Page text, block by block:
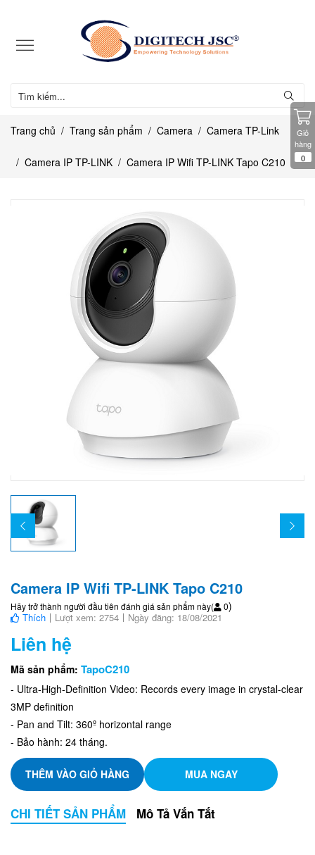
Giỏ
hàng
0
Trang chủ Trang sản phẩm Camera Camera TP-Link
Camera IP TP-LINK Camera IP Wifi TP-LINK Tapo C210
Camera IP Wifi TP-LINK Tapo C210
Hãy trở thành người đầu tiên đánh giá sản phẩm này( 0)
Thích Lượt xem: 2754 Ngày đăng: 18/08/2021
Liên hệ
Mã sản phẩm: TapoC210
- Ultra-High-Definition Video: Records every image in crystal-clear
3MP definition
- Pan and Tilt: 360º horizontal range
- Bảo hành: 24 tháng.
THÊM VÀO GIỎ HÀNG MUA NGAY
CHI TIẾT SẢN PHẨM Mô Tả Vắn Tắt